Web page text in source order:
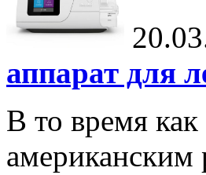
аппарат для
В то время
американским